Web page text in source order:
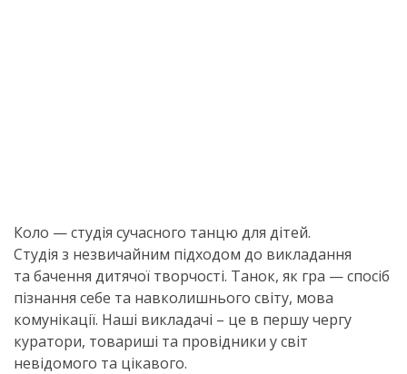
Коло — студія сучасного танцю для дітей.
Студія з незвичайним підходом до викладання
та бачення дитячої творчості. Танок, як гра — спосіб
пізнання себе та навколишнього світу, мова
комунікації. Наші викладачі – це в першу чергу
куратори, товариші та провідники у світ
невідомого та цікавого.